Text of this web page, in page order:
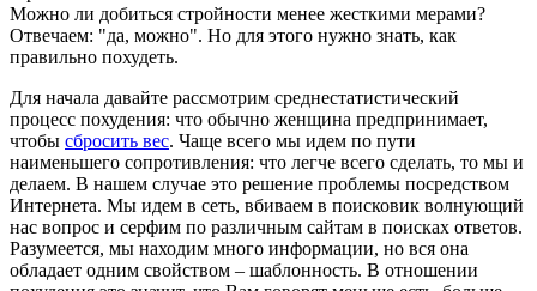
Можно ли добиться стройности менее жесткими мерами?
Отвечаем: "да, можно". Но для этого нужно знать, как
правильно похудеть.
Для начала давайте рассмотрим среднестатистический
процесс похудения: что обычно женщина предпринимает,
чтобы сбросить вес. Чаще всего мы идем по пути
наименьшего сопротивления: что легче всего сделать, то мы и
делаем. В нашем случае это решение проблемы посредством
Интернета. Мы идем в сеть, вбиваем в поисковик волнующий
нас вопрос и серфим по различным сайтам в поисках ответов.
Разумеется, мы находим много информации, но вся она
обладает одним свойством – шаблонность. В отношении